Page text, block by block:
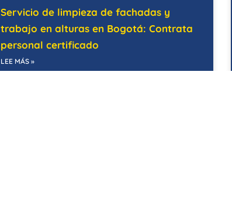
Servicio de limpieza de fachadas y
trabajo en alturas en Bogotá: Contrata
personal certificado
LEE MÁS »